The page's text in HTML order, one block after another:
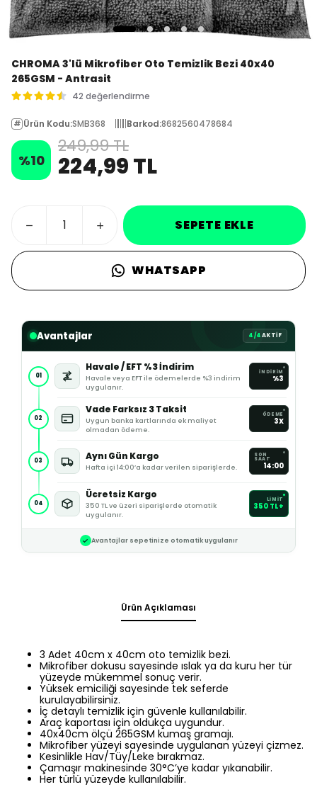
CHROMA 3'lü Mikrofiber Oto Temizlik Bezi 40x40
265GSM - Antrasit
42 değerlendirme
Ürün Kodu:SMB368 Barkod:8682560478684
%10
249,99 TL
224,99 TL
SEPETE EKLE
WHATSAPP
Avantajlar 4/4AKTİF
01
Havale / EFT %3 İndirim
Havale veya EFT ile ödemelerde %3 indirim
uygulanır.
İNDİRİM
%3
02
Vade Farksız 3 Taksit
Uygun banka kartlarında ek maliyet
olmadan ödeme.
ÖDEME
3X
03 Aynı Gün Kargo
Hafta içi 14:00’a kadar verilen siparişlerde.
SON
SAAT
14:00
04
Ücretsiz Kargo
350 TL ve üzeri siparişlerde otomatik
uygulanır.
LİMİT
350 TL+
Avantajlar sepetinize otomatik uygulanır
Ürün Açıklaması
3 Adet 40cm x 40cm oto temizlik bezi.
Mikrofiber dokusu sayesinde ıslak ya da kuru her tür
yüzeyde mükemmel sonuç verir.
Yüksek emiciliği sayesinde tek seferde
kurulayabilirsiniz.
İç detaylı temizlik için güvenle kullanılabilir.
Araç kaportası için oldukça uygundur.
40x40cm ölçü 265GSM kumaş gramajı.
Mikrofiber yüzeyi sayesinde uygulanan yüzeyi çizmez.
Kesinlikle Hav/Tüy/Leke bırakmaz.
Çamaşır makinesinde 30°C’ye kadar yıkanabilir.
Her türlü yüzeyde kullanılabilir.